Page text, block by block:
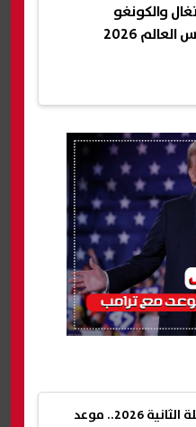
والكونغو
2026
تنسيق المرحلة الثانية 2026.. موعد